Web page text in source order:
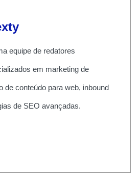
equipe de redatores
em marketing de
de conteúdo para web, inbound
de SEO avançadas.